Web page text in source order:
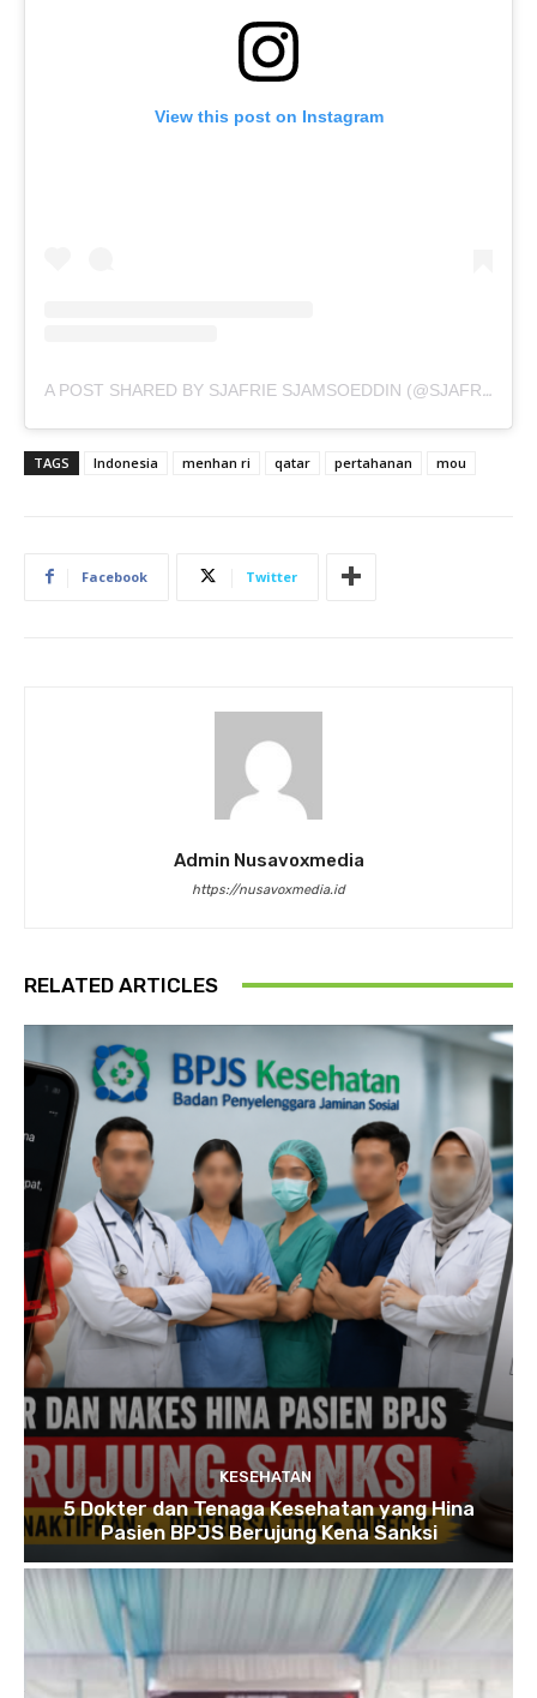
View this post on Instagram
A POST SHARED BY SJAFRIE SJAMSOEDDIN (@SJAFRIE.SJAMSOEDDIN)
TAGS Indonesia menhan ri qatar pertahanan mou
Facebook Twitter
Admin Nusavoxmedia
https://nusavoxmedia.id
RELATED ARTICLES
KESEHATAN
5 Dokter dan Tenaga Kesehatan yang Hina
Pasien BPJS Berujung Kena Sanksi